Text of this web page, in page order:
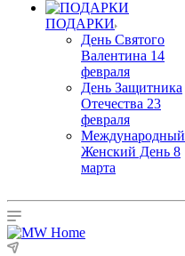
ПОДАРКИ
День Святого
Валентина 14
февраля
День Защитника
Отечества 23
февраля
Международный
Женский День 8
марта